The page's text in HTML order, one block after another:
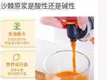
沙棘原浆是酸性还是碱性